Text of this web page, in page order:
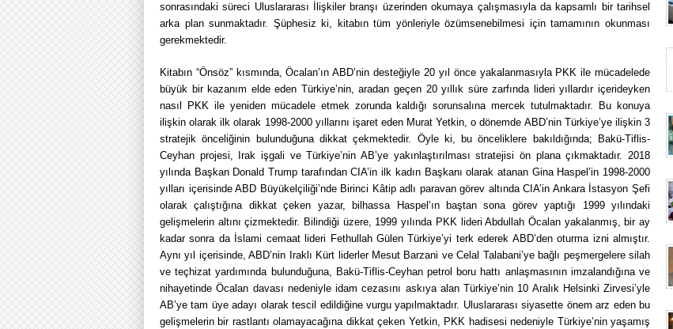
sonrasındaki süreci Uluslararası İlişkiler branşı üzerinden okumaya çalışmasıyla da kapsamlı bir tarihsel
arka plan sunmaktadır. Şüphesiz ki, kitabın tüm yönleriyle özümsenebilmesi için tamamının okunması
gerekmektedir.
Kitabın “Önsöz” kısmında, Öcalan’ın ABD’nin desteğiyle 20 yıl önce yakalanmasıyla PKK ile mücadelede
büyük bir kazanım elde eden Türkiye’nin, aradan geçen 20 yıllık süre zarfında lideri yıllardır içerideyken
nasıl PKK ile yeniden mücadele etmek zorunda kaldığı sorunsalına mercek tutulmaktadır. Bu konuya
ilişkin olarak ilk olarak 1998-2000 yıllarını işaret eden Murat Yetkin, o dönemde ABD’nin Türkiye’ye ilişkin 3
stratejik önceliğinin bulunduğuna dikkat çekmektedir. Öyle ki, bu önceliklere bakıldığında; Bakü-Tiflis-
Ceyhan projesi, Irak işgali ve Türkiye’nin AB’ye yakınlaştırılması stratejisi ön plana çıkmaktadır. 2018
yılında Başkan Donald Trump tarafından CIA’in ilk kadın Başkanı olarak atanan Gina Haspel’in 1998-2000
yılları içerisinde ABD Büyükelçiliği’nde Birinci Kâtip adlı paravan görev altında CIA’in Ankara İstasyon Şefi
olarak çalıştığına dikkat çeken yazar, bilhassa Haspel’ın baştan sona görev yaptığı 1999 yılındaki
gelişmelerin altını çizmektedir. Bilindiği üzere, 1999 yılında PKK lideri Abdullah Öcalan yakalanmış, bir ay
kadar sonra da İslami cemaat lideri Fethullah Gülen Türkiye’yi terk ederek ABD’den oturma izni almıştır.
Aynı yıl içerisinde, ABD’nin Iraklı Kürt liderler Mesut Barzani ve Celal Talabani’ye bağlı peşmergelere silah
ve teçhizat yardımında bulunduğuna, Bakü-Tiflis-Ceyhan petrol boru hattı anlaşmasının imzalandığına ve
nihayetinde Öcalan davası nedeniyle idam cezasını askıya alan Türkiye’nin 10 Aralık Helsinki Zirvesi’yle
AB’ye tam üye adayı olarak tescil edildiğine vurgu yapılmaktadır. Uluslararası siyasette önem arz eden bu
gelişmelerin bir rastlantı olamayacağına dikkat çeken Yetkin, PKK hadisesi nedeniyle Türkiye’nin yaşamış